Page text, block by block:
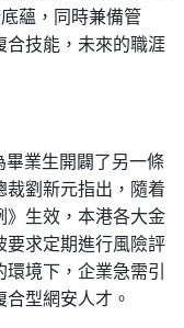
蘊，同時兼備管
技能，未來的職涯
業生開闢了另一條
劉新元指出，隨着
》生效，本港各大金
求定期進行風險評
境下，企業急需引
型網安人才。